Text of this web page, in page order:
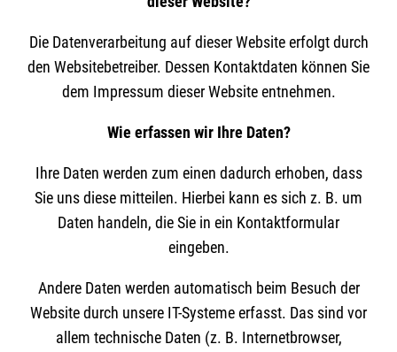
Die Datenverarbeitung auf dieser Website erfolgt durch
den Websitebetreiber. Dessen Kontaktdaten können Sie
dem Impressum dieser Website entnehmen.
Wie erfassen wir Ihre Daten?
Ihre Daten werden zum einen dadurch erhoben, dass
Sie uns diese mitteilen. Hierbei kann es sich z. B. um
Daten handeln, die Sie in ein Kontaktformular
eingeben.
Andere Daten werden automatisch beim Besuch der
Website durch unsere IT-Systeme erfasst. Das sind vor
allem technische Daten (z. B. Internetbrowser,